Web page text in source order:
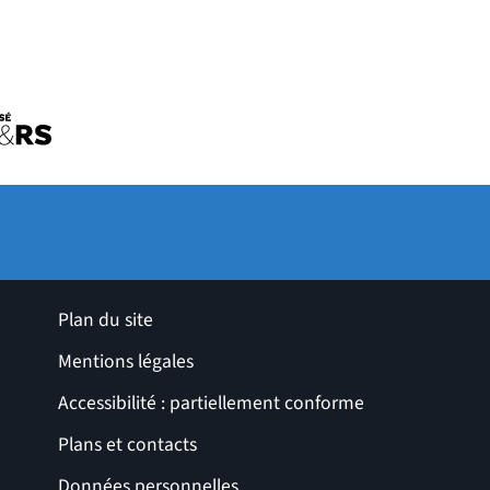
fenêtre)
de l'université
fenêtre)
utiles
Plan du site
Mentions légales
Accessibilité : partiellement conforme
Plans et contacts